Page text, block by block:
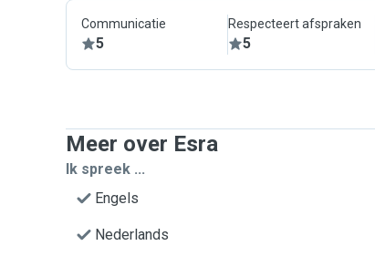
Communicatie
5
Respecteert afspraken
5
Meer over Esra
Ik spreek ...
Engels
Nederlands